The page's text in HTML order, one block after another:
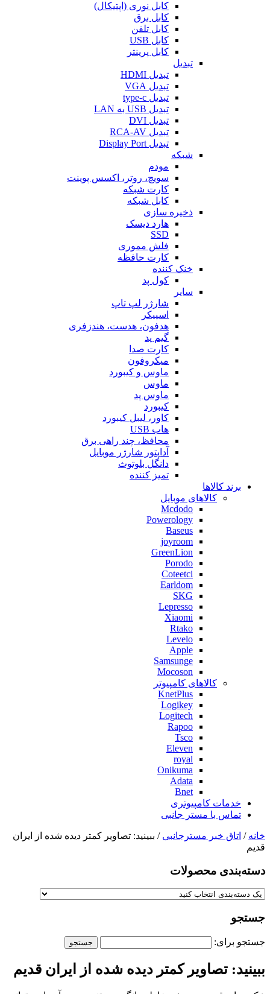
کابل نوری (اپتیکال)
کابل برق
کابل تلفن
کابل USB
کابل پرینتر
تبدیل
تبدیل HDMI
تبدیل VGA
تبدیل type-c
تبدیل USB به LAN
تبدیل DVI
تبدیل RCA-AV
تبدیل Display Port
شبکه
مودم
سویچ، روتر، اکسس پوینت
کارت شبکه
کابل شبکه
ذخیره سازی
هارد دیسک
SSD
فلش مموری
کارت حافظه
خنک کننده
کول پد
سایر
شارژر لپ تاپ
اسپیکر
هدفون، هدست، هندزفری
گیم پد
کارت صدا
میکروفون
ماوس و کیبورد
ماوس
ماوس پد
کیبورد
کاور، لیبل کیبورد
هاب USB
محافظ، چند راهی برق
آداپتور شارژر موبایل
دانگل بلوتوث
تمیز کننده
برند کالاها
کالاهای موبایل
Mcdodo
Powerology
Baseus
joyroom
GreenLion
Porodo
Coteetci
Earldom
SKG
Lepresso
Xiaomi
Rtako
Levelo
Apple
Samsunge
Mocoson
کالاهای کامپیوتر
KnetPlus
Logikey
Logitech
Rapoo
Tsco
Eleven
royal
Onikuma
Adata
Bnet
خدمات کامپیوتری
تماس با مستر جانبی
خانه / اتاق خبر مسترجانبی / ببینید: تصاویر کمتر دیده ‌شده‌ از ایران
قدیم
دسته‌بندی‌ محصولات
جستجو
جستجو برای:
ببینید: تصاویر کمتر دیده ‌شده‌ از ایران قدیم